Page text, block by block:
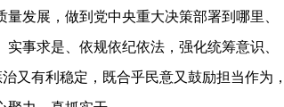
发展，做到党中央重大决策部署到哪里、
事求是、依规依纪依法，强化统筹意识、
又有利稳定，既合乎民意又鼓励担当作为，